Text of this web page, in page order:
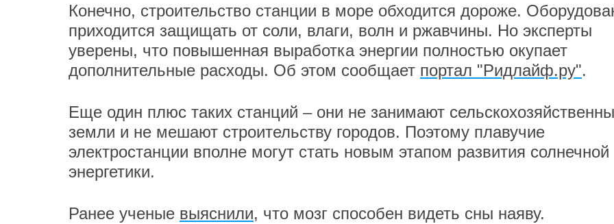
Конечно, строительство станции в море обходится дороже.
приходится защищать от соли, влаги, волн и ржавчины. Но эксперты
уверены, что повышенная выработка энергии полностью окупает
дополнительные расходы. Об этом сообщает портал "Ридлайф.ру".
Еще один плюс таких станций – они не занимают
земли и не мешают строительству городов. Поэтому плавучие
электростанции вполне могут стать новым этапом развития солнечной
энергетики.
Ранее ученые выяснили, что мозг способен видеть сны наяву.